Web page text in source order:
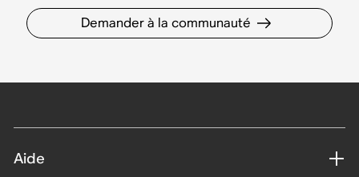
Demander à la communauté
Aide